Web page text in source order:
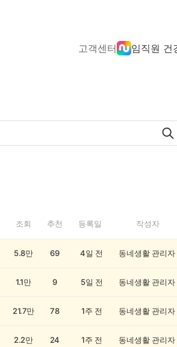
고객센터 임직원 건
조회 추천 등록일 작성자
5.8만 69 4일 전 동네생활 관리자
1.1만 9 5일 전 동네생활 관리자
21.7만 78 1주 전 동네생활 관리자
2.2만 24 1주 전 동네생활 관리자